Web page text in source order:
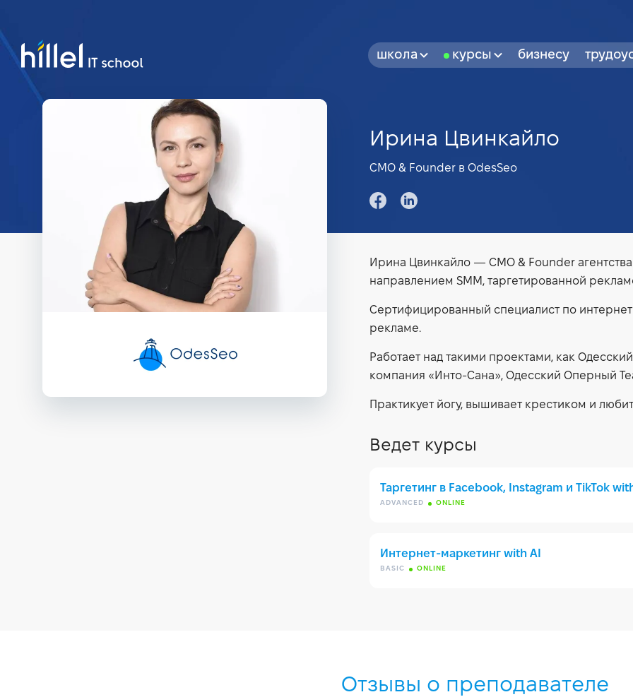
школа курсы бизнесу
Ирина Цвинкайло
CMO & Founder в OdesSeo
Ирина Цвинкайло — CMO & Founder
направлением SMM, таргетированной
Сертифицированный специалист по
рекламе.
Работает над такими проектами, как
компания «Инто-Сана», Одесский Оперный
Практикует йогу, вышивает крестиком и
Ведет курсы
Таргетинг в Facebook, Instagram и TikTok
ADVANCED ONLINE
Интернет-маркетинг with AI
BASIC ONLINE
Отзывы о преподавателе